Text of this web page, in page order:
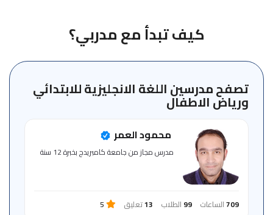
للمنصة
الإرشادي
كيف تبدأ مع مدربي؟
تصفح مدرسين اللغة الانجليزية للابتدائي
ورياض الاطفال
محمود العمر
مدرس مجاز من جامعة كامبريدج بخبرة 12 سنة
709الساعات 99 الطلاب 13تعليق 5